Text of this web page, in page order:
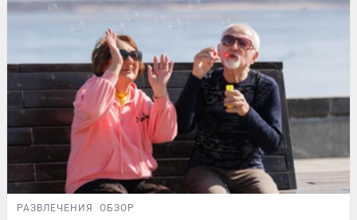
РАЗВЛЕЧЕНИЯ ОБЗОР